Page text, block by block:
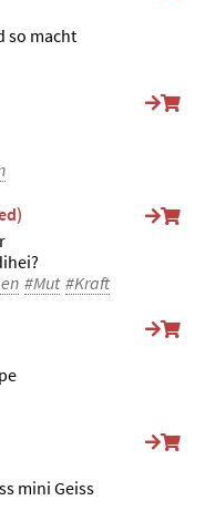
so macht
#Mut #Kraft
mini Geiss